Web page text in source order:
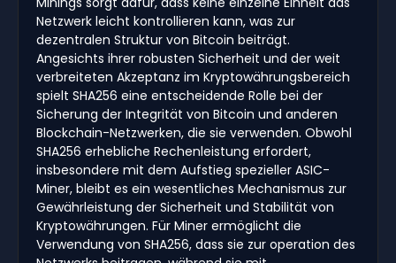
Netzwerk leicht kontrollieren kann, was zur
dezentralen Struktur von Bitcoin beiträgt.
Angesichts ihrer robusten Sicherheit und der weit
verbreiteten Akzeptanz im Kryptowährungsbereich
spielt SHA256 eine entscheidende Rolle bei der
Sicherung der Integrität von Bitcoin und anderen
Blockchain-Netzwerken, die sie verwenden. Obwohl
SHA256 erhebliche Rechenleistung erfordert,
insbesondere mit dem Aufstieg spezieller ASIC-
Miner, bleibt es ein wesentliches Mechanismus zur
Gewährleistung der Sicherheit und Stabilität von
Kryptowährungen. Für Miner ermöglicht die
Verwendung von SHA256, dass sie zur operation des